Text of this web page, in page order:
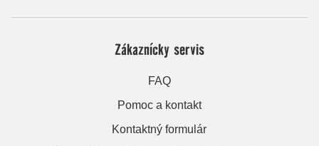
Zákaznícky servis
FAQ
Pomoc a kontakt
Kontaktný formulár